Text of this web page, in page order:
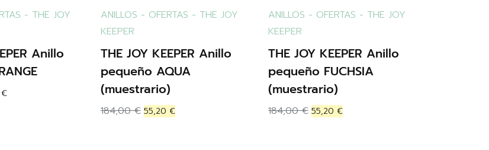
- THE JOY
Anillo
€
ANILLOS - OFERTAS - THE JOY
KEEPER
THE JOY KEEPER Anillo
pequeño AQUA
(muestrario)
184,00€ 55,20 €
ANILLOS - OFERTAS - THE JOY
KEEPER
THE JOY KEEPER Anillo
pequeño FUCHSIA
(muestrario)
184,00€ 55,20 €